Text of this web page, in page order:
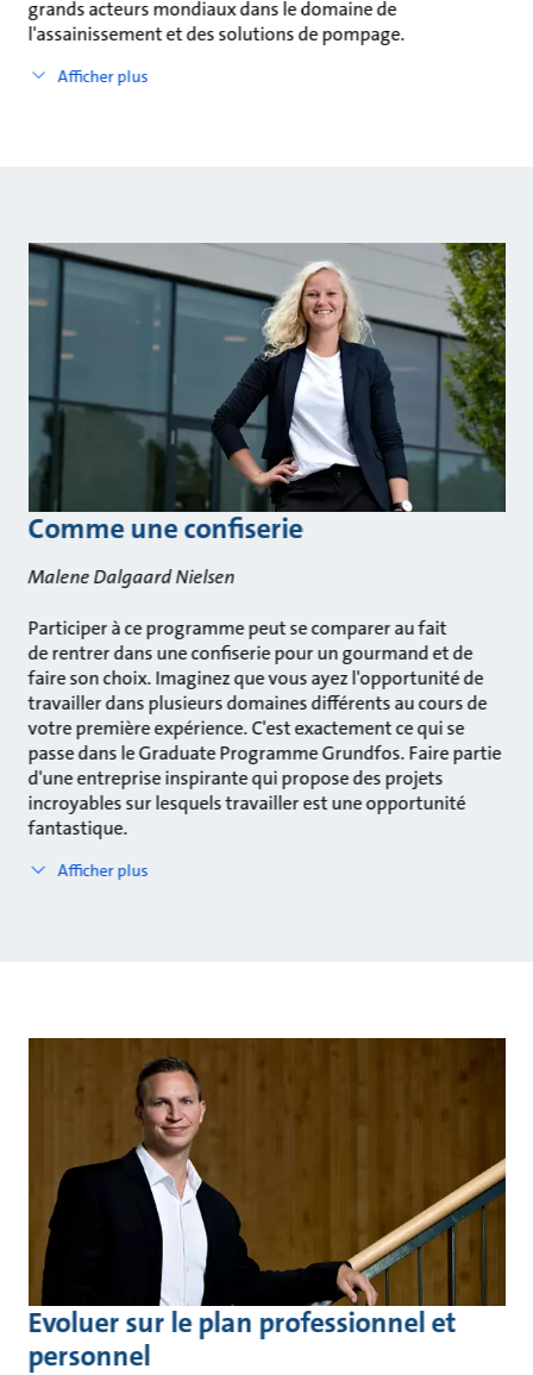
grands acteurs mondiaux dans le domaine de
l'assainissement et des solutions de pompage.
Afficher plus
Comme une confiserie
Malene Dalgaard Nielsen
Participer à ce programme peut se comparer au fait
de rentrer dans une confiserie pour un gourmand et de
faire son choix. Imaginez que vous ayez l'opportunité de
travailler dans plusieurs domaines différents au cours de
votre première expérience. C'est exactement ce qui se
passe dans le Graduate Programme Grundfos. Faire partie
d'une entreprise inspirante qui propose des projets
incroyables sur lesquels travailler est une opportunité
fantastique.
Afficher plus
Evoluer sur le plan professionnel et
personnel